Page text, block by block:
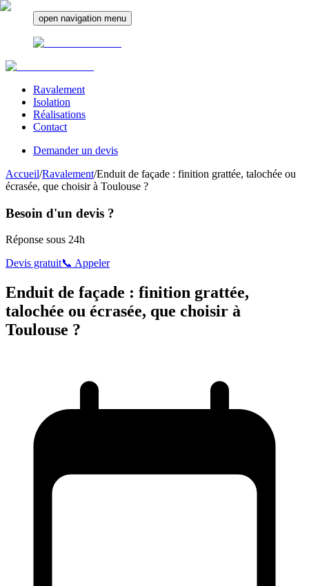
open navigation menu
Ravalement
Isolation
Réalisations
Contact
Demander un devis
Accueil/Ravalement/Enduit de façade : finition grattée, talochée ou
écrasée, que choisir à Toulouse ?
Besoin d'un devis ?
Réponse sous 24h
Devis gratuit📞 Appeler
Enduit de façade : finition grattée,
talochée ou écrasée, que choisir à
Toulouse ?